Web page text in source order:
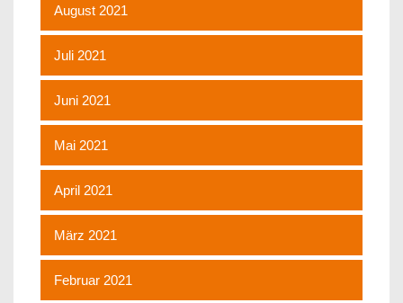
August 2021
Juli 2021
Juni 2021
Mai 2021
April 2021
März 2021
Februar 2021